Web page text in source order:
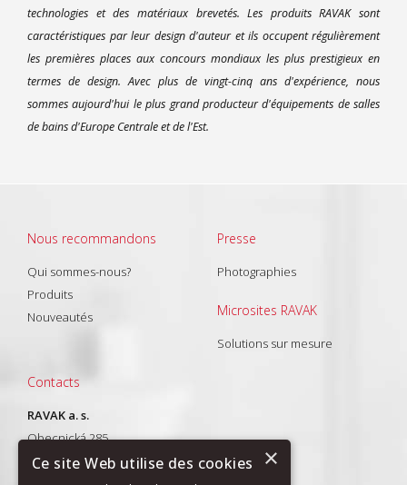
technologies et des matériaux brevetés. Les produits RAVAK sont
caractéristiques par leur design d'auteur et ils occupent régulièrement
les premières places aux concours mondiaux les plus prestigieux en
termes de design. Avec plus de vingt-cinq ans d'expérience, nous
sommes aujourd'hui le plus grand producteur d'équipements de salles
de bains d'Europe Centrale et de l'Est.
Nous recommandons
Qui sommes-nous?
Produits
Nouveautés
Presse
Photographies
Microsites RAVAK
Solutions sur mesure
Contacts
RAVAK a. s.
Obecnická 285
261 01 Příbram I
×
Ce site Web utilise des cookies